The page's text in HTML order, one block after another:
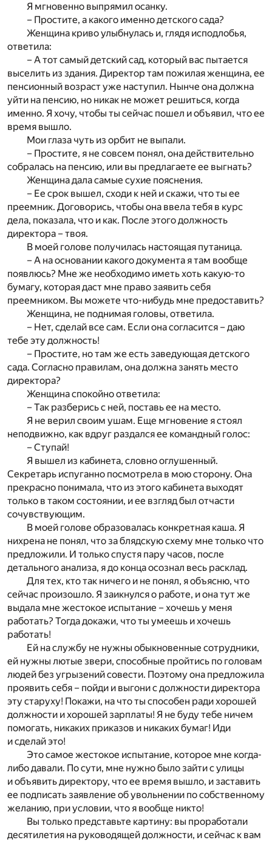
Я мгновенно выпрямил осанку.
– Простите, а какого именно детского сада?
Женщина криво улыбнулась и, глядя исподлобья,
ответила:
– А тот самый детский сад, который вас пытается
выселить из здания. Директор там пожилая женщина, ее
пенсионный возраст уже наступил. Нынче она должна
уйти на пенсию, но никак не может решиться, когда
именно. Я хочу, чтобы ты сейчас пошел и объявил, что ее
время вышло.
Мои глаза чуть из орбит не выпали.
– Простите, я не совсем понял, она действительно
собралась на пенсию, или вы предлагаете ее выгнать?
Женщина дала самые сухие пояснения.
– Ее срок вышел, сходи к ней и скажи, что ты ее
преемник. Договорись, чтобы она ввела тебя в курс
дела, показала, что и как. После этого должность
директора – твоя.
В моей голове получилась настоящая путаница.
– А на основании какого документа я там вообще
появлюсь? Мне же необходимо иметь хоть какую-то
бумагу, которая даст мне право заявить себя
преемником. Вы можете что-нибудь мне предоставить?
Женщина, не поднимая головы, ответила.
– Нет, сделай все сам. Если она согласится – даю
тебе эту должность!
– Простите, но там же есть заведующая детского
сада. Согласно правилам, она должна занять место
директора?
Женщина спокойно ответила:
– Так разберись с ней, поставь ее на место.
Я не верил своим ушам. Еще мгновение я стоял
неподвижно, как вдруг раздался ее командный голос:
– Ступай!
Я вышел из кабинета, словно оглушенный.
Секретарь испуганно посмотрела в мою сторону. Она
прекрасно понимала, что из этого кабинета выходят
только в таком состоянии, и ее взгляд был отчасти
сочувствующим.
В моей голове образовалась конкретная каша. Я
нихрена не понял, что за блядскую схему мне только что
предложили. И только спустя пару часов, после
детального анализа, я до конца осознал весь расклад.
Для тех, кто так ничего и не понял, я объясню, что
сейчас произошло. Я заикнулся о работе, и она тут же
выдала мне жестокое испытание – хочешь у меня
работать? Тогда докажи, что ты умеешь и хочешь
работать!
Ей на службу не нужны обыкновенные сотрудники,
ей нужны лютые звери, способные пройтись по головам
людей без угрызений совести. Поэтому она предложила
проявить себя – пойди и выгони с должности директора
эту старуху! Покажи, на что ты способен ради хорошей
должности и хорошей зарплаты! Я не буду тебе ничем
помогать, никаких приказов и никаких бумаг! Иди
и сделай это!
Это самое жестокое испытание, которое мне когда-
либо давали. По сути, мне нужно было зайти с улицы
и объявить директору, что ее время вышло, и заставить
ее подписать заявление об увольнении по собственному
желанию, при условии, что я вообще никто!
Вы только представьте картину: вы проработали
десятилетия на руководящей должности, и сейчас к вам